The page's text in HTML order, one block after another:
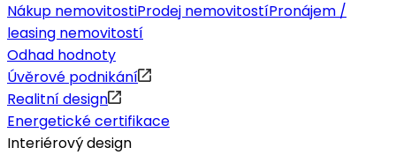
Nákup nemovitostiProdej nemovitostíPronájem /
leasing nemovitostí
Odhad hodnoty
Úvěrové podnikání
Realitní design
Energetické certifikace
Interiérový design